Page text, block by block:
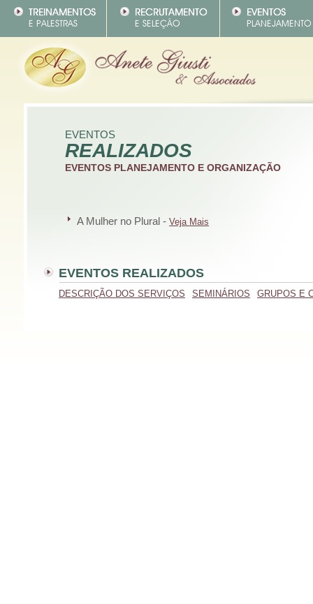
EVENTOS
REALIZADOS
EVENTOS PLANEJAMENTO E ORGANIZAÇÃO
A Mulher no Plural - Veja Mais
EVENTOS REALIZADOS
DESCRIÇÃO DOS SERVIÇOS SEMINÁRIOS GRUPOS E